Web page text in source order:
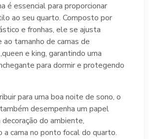
é essencial para proporcionar
ao seu quarto. Composto por
e fronhas, ele se ajusta
tamanho de camas de
e king, garantindo uma
para dormir e protegendo
para uma boa noite de sono, o
desempenha um papel
do ambiente,
a cama no ponto focal do quarto.